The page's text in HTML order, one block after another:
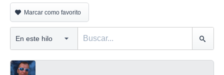
Marcar como favorito